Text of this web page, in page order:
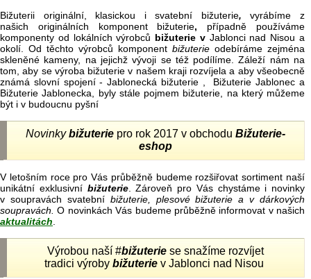
Bižuterii originální, klasickou i svatební bižuterie, vyrábíme z
našich originálních komponent bižuterie, případně používáme
komponenty od lokálních výrobců bižuterie vJablonci nad Nisou a
okolí. Od těchto výrobců komponentbižuterieodebíráme zejména
skleněné kameny, na jejichž vývoji se též podílíme. Záleží nám na
tom, aby se výroba bižuterie v našem kraji rozvíjela a aby všeobecně
známá slovní spojení - Jablonecká bižuterie , Bižuterie Jablonec a
Bižuterie Jablonecka, byly stále pojmem bižuterie, na který můžeme
být i v budoucnu pyšní
Novinkybižuterie pro rok 2017 v obchoduBižuterie-
eshop
V letošním roce pro Vás průběžně budeme rozšiřovat sortiment naší
unikátní exklusivní bižuterie. Zároveň pro Vás chystáme i novinky
v soupravách svatební bižuterie, plesové bižuterie a v dárkových
soupravách. O novinkách Vás budeme průběžně informovat v našich
aktualitách
Výrobou naší #bižuterie se snažíme rozvíjet
tradici výrobybižuterie v Jablonci nad Nisou